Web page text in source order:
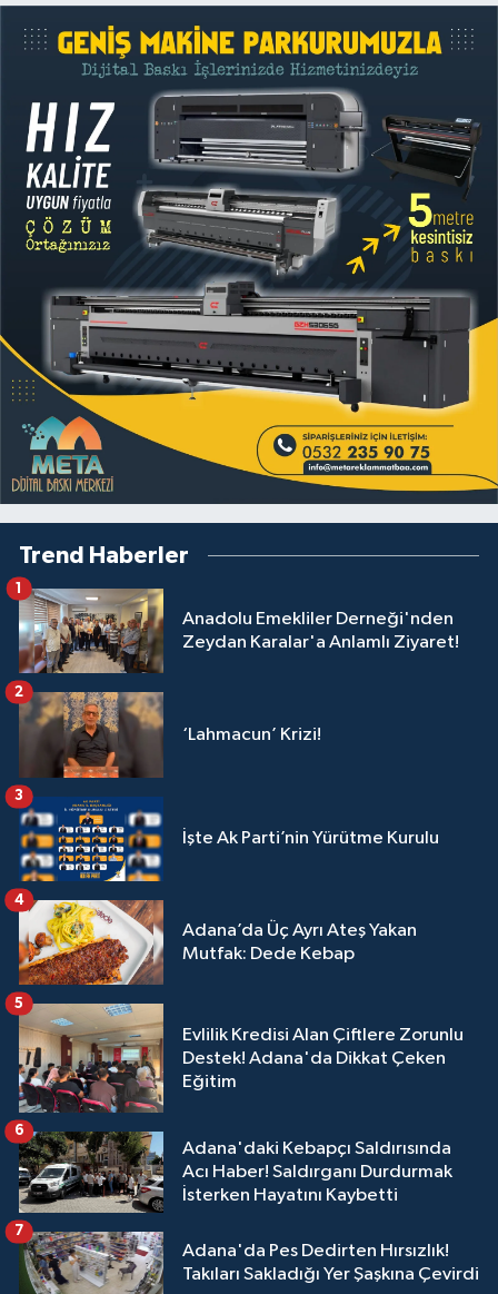
Trend Haberler
Anadolu Emekliler Derneği'nden
Zeydan Karalar'a Anlamlı Ziyaret!
1
‘Lahmacun’ Krizi!
2
İşte Ak Parti’nin Yürütme Kurulu
3
Adana’da Üç Ayrı Ateş Yakan
Mutfak: Dede Kebap
4
Evlilik Kredisi Alan Çiftlere Zorunlu
Destek! Adana'da Dikkat Çeken
Eğitim
5
Adana'daki Kebapçı Saldırısında
Acı Haber! Saldırganı Durdurmak
İsterken Hayatını Kaybetti
6
Adana'da Pes Dedirten Hırsızlık!
Takıları Sakladığı Yer Şaşkına Çevirdi
7